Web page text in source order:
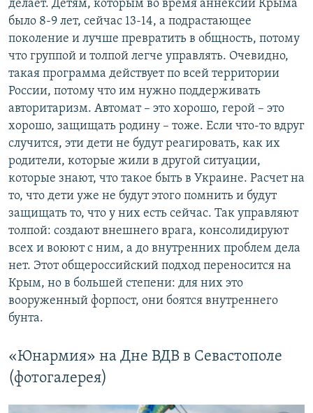
делает. Детям, которым во время аннексии Крыма
было 8-9 лет, сейчас 13-14, а подрастающее
поколение и лучше превратить в общность, потому
что группой и толпой легче управлять. Очевидно,
такая программа действует по всей территории
России, потому что им нужно поддерживать
авторитаризм. Автомат – это хорошо, герой – это
хорошо, защищать родину – тоже. Если что-то вдруг
случится, эти дети не будут реагировать, как их
родители, которые жили в другой ситуации,
которые знают, что такое быть в Украине. Расчет на
то, что дети уже не будут этого помнить и будут
защищать то, что у них есть сейчас. Так управляют
толпой: создают внешнего врага, консолидируют
всех и воюют с ним, а до внутренних проблем дела
нет. Этот общероссийский подход переносится на
Крым, но в большей степени: для них это
вооруженный форпост, они боятся внутреннего
бунта.
«Юнармия» на Дне ВДВ в Севастополе
(фотогалерея)